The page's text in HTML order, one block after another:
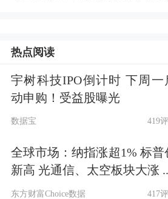
话，一直关机。本轮反
昌多次陷入“被调查”传闻
于是，财经界社交群里
《每日经济新闻》记者
信的方式多次同复兴集
热点阅读
宇树科技IPO倒计时 下周一
动申购！受益股曝光
数据宝 419
全球市场：纳指涨超1% 标普
新高 光通信、太空板块大涨
东方财富Choice数据 417